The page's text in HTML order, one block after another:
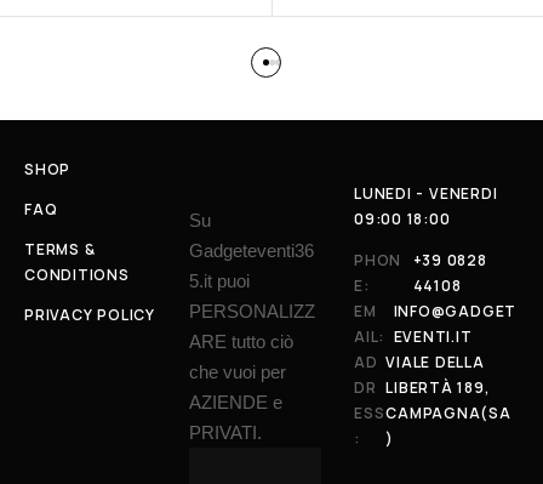
SHOP
FAQ
TERMS &
CONDITIONS
PRIVACY POLICY
Su
Gadgeteventi36
5.it puoi
PERSONALIZZ
ARE tutto ciò
che vuoi per
AZIENDE e
PRIVATI.
LUNEDI - VENERDI
09:00 18:00
PHON
E:
+39 0828
44108
EM
AIL:
INFO@GADGET
EVENTI.IT
AD
DR
ESS
:
VIALE DELLA
LIBERTÀ 189,
CAMPAGNA(SA
)